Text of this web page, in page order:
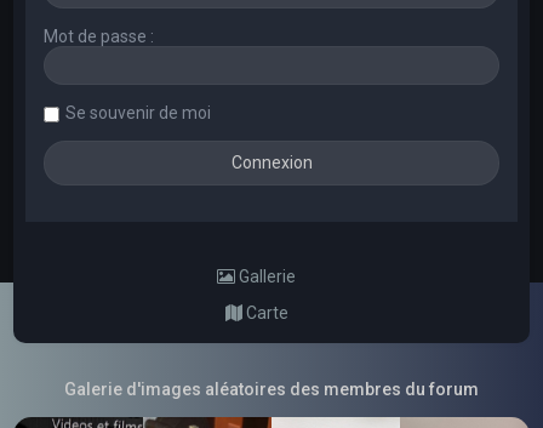
Mot de passe :
Se souvenir de moi
Gallerie
Carte
Galerie d'images aléatoires des membres du forum